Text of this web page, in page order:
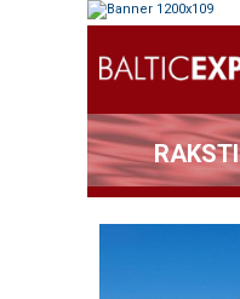
RAKSTI